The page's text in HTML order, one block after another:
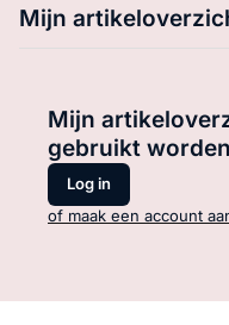
Mijn
Mijn
gebruikt
Log in
of maak een account